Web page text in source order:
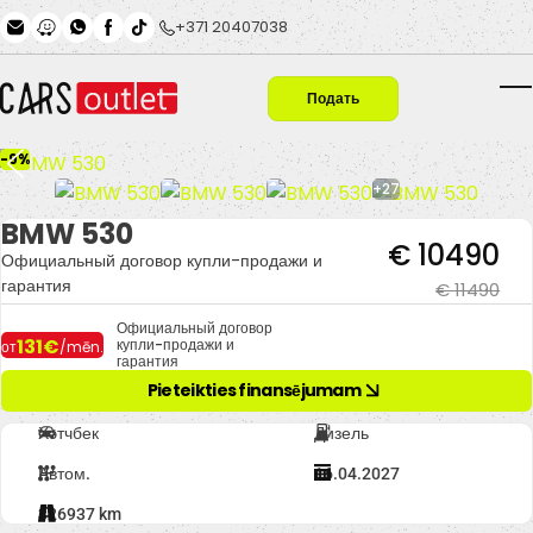
Skip to main content+371 20407038
Подать
заявку
-9%
+27
BMW 530
Официальный договор купли-продажи и
гарантия
€ 11490
€ 10490
от131€/mēn.
Официальный договор
купли-продажи и
гарантия
Pieteikties finansējumam
Хэтчбек Дизель
Автом. 16.04.2027
326937 km